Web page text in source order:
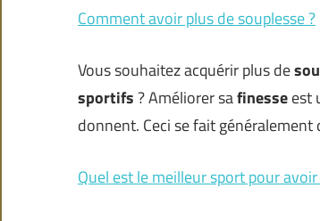
Comment avoir plus de souplesse ?
Vous souhaitez acquérir plus de
sportifs? Améliorer safinesseest
donnent. Ceci se fait généralement
Quel est le meilleur sport pour